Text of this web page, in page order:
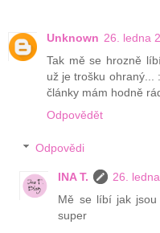
Unknown 26. ledna
Tak mě se hrozně
už je trošku ohraný...
články mám hodně
Odpovědět
Odpovědi
INA T.
26.
Mě se líbí jak jsou
super